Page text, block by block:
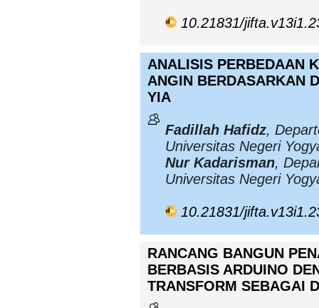
10.21831/
ANALISIS PERBEDAAN
ANGIN BERDASARKAN
YIA
Fadillah Hafidz,
Universitas Negeri
Nur Kadarisman,
Universitas Negeri
10.21831/
RANCANG BANGUN
BERBASIS ARDUINO
TRANSFORM SEBAGAI